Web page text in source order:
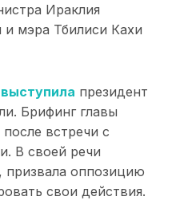
Ираклия
и мэра Тбилиси Кахи
выступила президент
Брифинг главы
встречи с
В своей речи
призвала оппозицию
свои действия.